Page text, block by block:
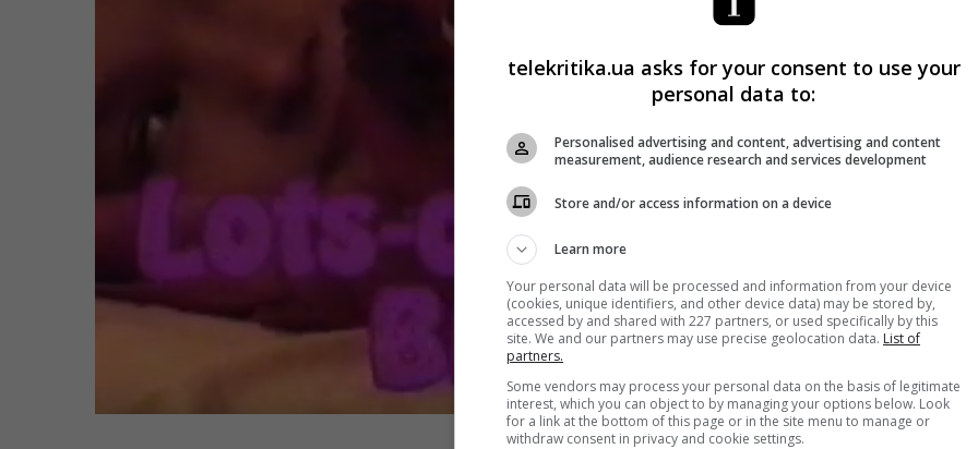
telekritika.ua asks for your consent to use your
personal data to:
Personalised advertising and content, advertising and content
measurement, audience research and services development
Store and/or access information on a device
Learn more
Your personal data will be processed and information from your device
(cookies, unique identifiers, and other device data) may be stored by,
accessed by and shared with 227 partners, or used specifically by this
site. We and our partners may use precise geolocation data. List of
partners.
Some vendors may process your personal data on the basis of legitimate
interest, which you can object to by managing your options below. Look
for a link at the bottom of this page or in the site menu to manage or
withdraw consent in privacy and cookie settings.